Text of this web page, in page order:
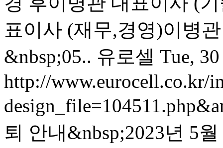
표이사 (재무,경영)이병
&nbsp;05.. 유로셀 Tue,
http://www.eurocell.co.kr/
퇴 안내&nbsp;2023년 5